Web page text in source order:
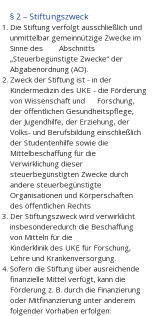
§ 2 – Stiftungszweck
Die Stiftung verfolgt ausschließlich und
unmittelbar gemeinnützige Zwecke im
Sinne des Abschnitts
„Steuerbegünstigte Zwecke“ der
Abgabenordnung (AO).
Zweck der Stiftung ist - in der
Kindermedizin des UKE - die Förderung
von Wissenschaft und Forschung,
der öffentlichen Gesundheitspflege,
der Jugendhilfe, der Erziehung, der
Volks- und Berufsbildung einschließlich
der Studentenhilfe sowie die
Mittelbeschaffung für die
Verwirklichung dieser
steuerbegünstigten Zwecke durch
andere steuerbegünstigte
Organisationen und Körperschaften
des öffentlichen Rechts
Der Stiftungszweck wird verwirklicht
insbesonderedurch die Beschaffung
von Mitteln für die
Kinderklinik des UKE für Forschung,
Lehre und Krankenversorgung.
Sofern die Stiftung über ausreichende
finanzielle Mittel verfügt, kann die
Förderung z. B. durch die Finanzierung
oder Mitfinanzierung unter anderem
folgender Vorhaben erfolgen: